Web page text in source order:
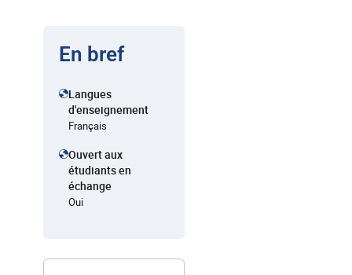
En bref
Langues
d'enseignement
Français
Ouvert aux
étudiants en
échange
Oui